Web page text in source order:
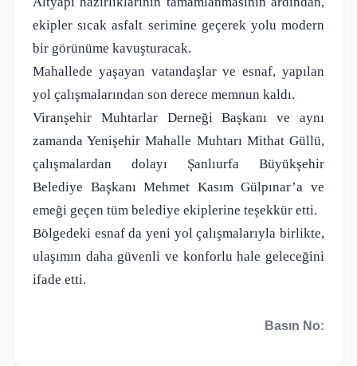
ekipler sıcak asfalt serimine geçerek yolu modern
bir görünüme kavuşturacak.
Mahallede yaşayan vatandaşlar ve esnaf, yapılan
yol çalışmalarından son derece memnun kaldı.
Viranşehir Muhtarlar Derneği Başkanı ve aynı
zamanda Yenişehir Mahalle Muhtarı Mithat Güllü,
çalışmalardan dolayı Şanlıurfa Büyükşehir
Belediye Başkanı Mehmet Kasım Gülpınar’a ve
emeği geçen tüm belediye ekiplerine teşekkür etti.
Bölgedeki esnaf da yeni yol çalışmalarıyla birlikte,
ulaşımın daha güvenli ve konforlu hale geleceğini
ifade etti.
Basın No: